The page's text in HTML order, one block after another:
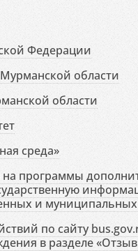
Федерации
области
области
среда»
программы
и муниципальных
по сайту
в разделе